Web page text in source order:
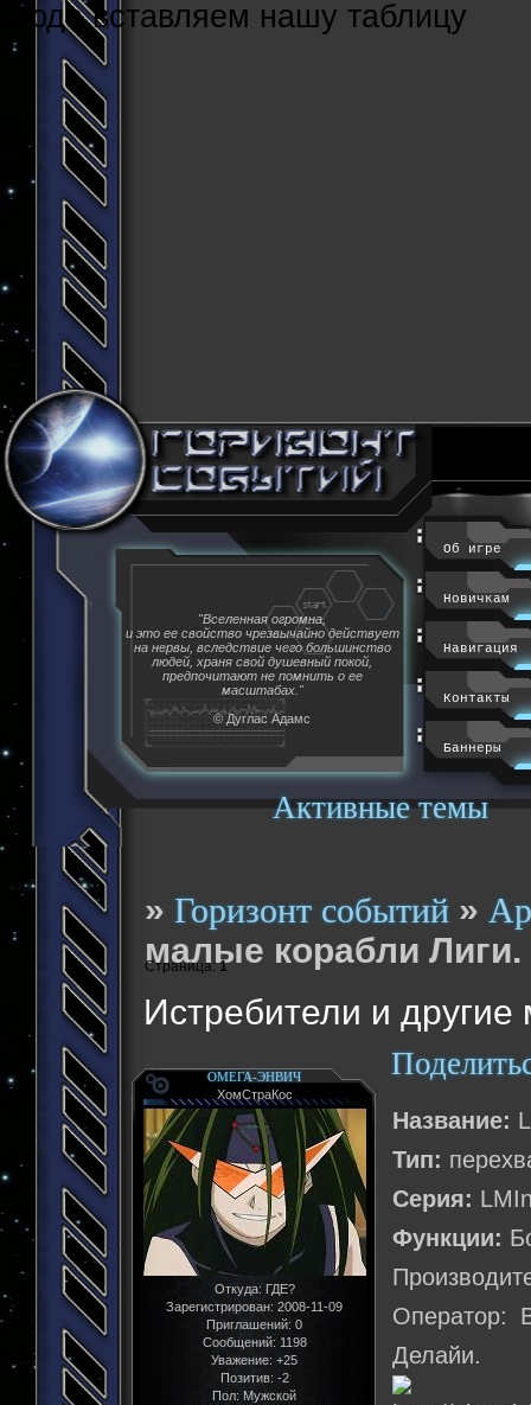
Cюда вставляем нашу таблицу
Активные темы
"Вселенная огромна,
и это ее свойство чрезвычайно действует
на нервы, вследствие чего большинство
людей, храня свой душевный покой,
предпочитают не помнить о ее
масштабах."
© Дуглас Адамс
Об игре
Новичкам
Навигация
Контакты
Баннеры
»Горизонт событий »
малые корабли Лиги.
Истребители и
Страница:1
ОМЕГА-ЭНВИЧ
ХомСтраКос
Откуда: ГДЕ?
Зарегистрирован: 2008-11-09
Приглашений: 0
Сообщений: 1198
Уважение: +25
Позитив: -2
Пол: Мужской
Название:
Тип:
Серия:
Функции:
Оператор:
Делайи.